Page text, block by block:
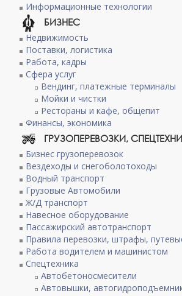
Информационные технологии
БИЗНЕС
Недвижимость
Поставки, логистика
Работа, кадры
Сфера услуг
Вендинг, платежные терминалы
Мойки и чистки
Рестораны и кафе, общепит
Финансы, экономика
ГРУЗОПЕРЕВОЗКИ,
Бизнес грузоперевозок
Вездеходы и снегоболотоходы
Водный транспорт
Грузовые Автомобили
Ж/Д транспорт
Навесное оборудование
Пассажирский автотранспорт
Правила перевозки, штрафы,
Работа водителем и машинистом
Спецтехника
Автобетоносмесители
Автовышки,